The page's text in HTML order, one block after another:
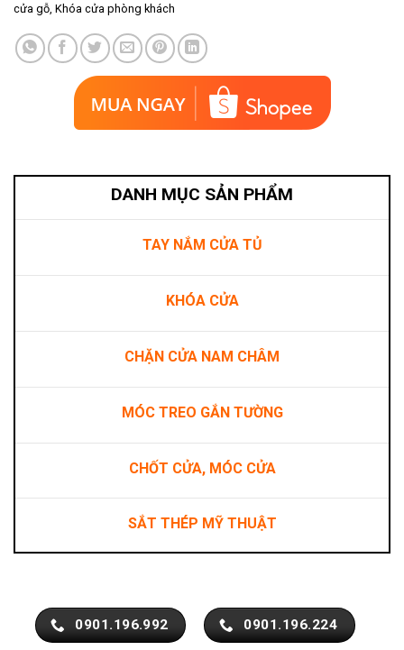
cửa gỗ Khóa cửa phòng khách
DANH MỤC SẢN PHẨM
TAY NẮM CỬA TỦ
KHÓA CỬA
CHẶN CỬA NAM CHÂM
MÓC TREO GẮN TƯỜNG
CHỐT CỬA, MÓC CỬA
SẮT THÉP MỸ THUẬT
0901.196.992 0901.196.224